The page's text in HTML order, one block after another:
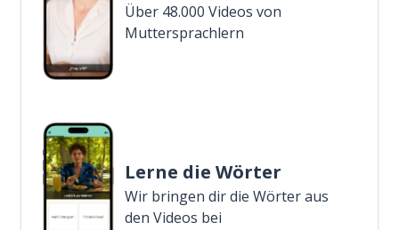
Über 48.000 Videos von
Muttersprachlern
Lerne die Wörter
Wir bringen dir die Wörter aus
den Videos bei